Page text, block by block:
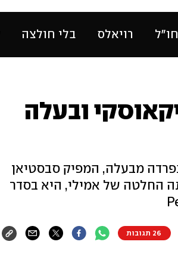
רויאלס בלי חולצה
ובעלה
מבעלה, המפיק סבסטיאן
החלטה של אמילי, היא בסדר
26 תגובות